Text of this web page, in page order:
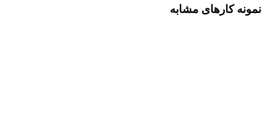
نمونه کارهای مشابه